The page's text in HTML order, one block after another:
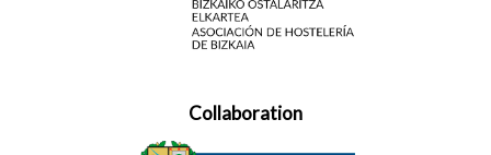
Collaboration